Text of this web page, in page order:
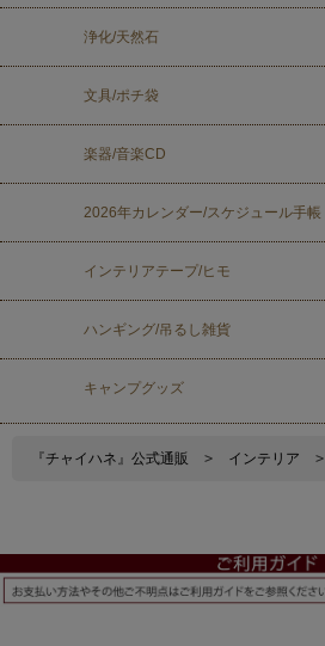
浄化/天然石
文具/ポチ袋
楽器/音楽CD
2026年カレンダー/スケジュール手帳
インテリアテープ/ヒモ
ハンギング/吊るし雑貨
キャンプグッズ
『チャイハネ』公式通販 > インテリア >